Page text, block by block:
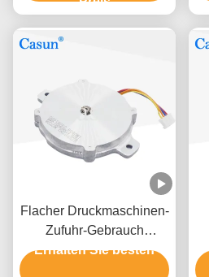
Flacher Druckmaschinen-
Zufuhr-Gebrauch
Schrittmotor-NEMA 23
Erhalten Sie besten